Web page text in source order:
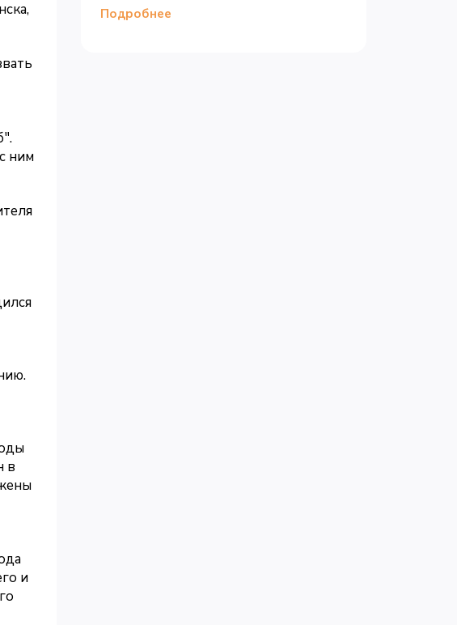
ним
в
и
Подробнее